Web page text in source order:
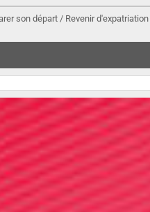
son départ / Revenir d'expatriation